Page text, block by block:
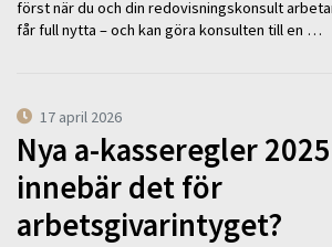
först när du och din redovisningskonsult
får full nytta – och kan göra konsulten till en …
17 april 2026
Nya a-kasseregler
innebär det för
arbetsgivarintyget?